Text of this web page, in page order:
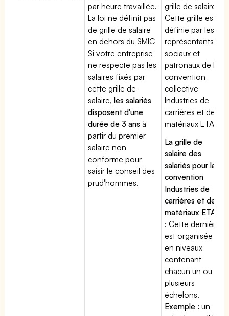
par heure travaillée.
La loi ne définit pas
de grille de salaire
en dehors du SMIC
Si votre entreprise
ne respecte pas les
salaires fixés par
cette grille de
salaire,les salariés
disposent d'une
durée de 3 ans à
partir du premier
salaire non
conforme pour
saisir le conseil des
prud'hommes.
grille de salaires.
Cette grille est
définie par les
représentants
sociaux et
patronaux de la
convention
collective
Industries de
carrières et de
matériaux ETAM
La grille de
salaire des
salariés pour la
convention
Industries de
carrières et de
matériaux ETAM
: Cette dernière
est organisée
en niveaux
contenant
chacun un ou
plusieurs
échelons.
Exemple : un